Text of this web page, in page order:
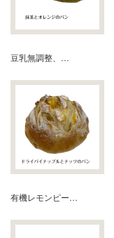
豆乳無調整、…
有機レモンピー…